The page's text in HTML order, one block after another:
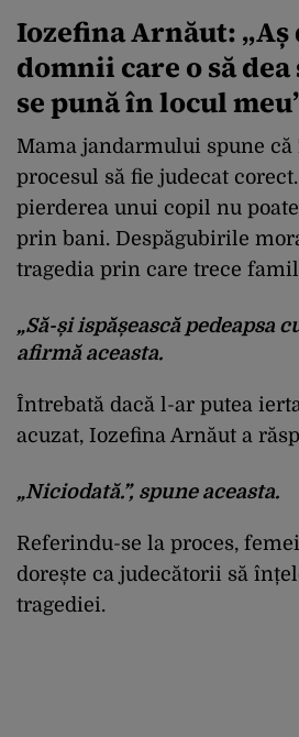
Iozefina Arnăut: „Aș
domnii care o să
se pună în locul
Mama jandarmului spune că
procesul să fie judecat
pierderea unui copil nu
prin bani. Despăgubirile
tragedia prin care trece
„Să-și ispășească pedeapsa
afirmă aceasta.
Întrebată dacă l-ar putea
acuzat, Iozefina Arnăut a
„Niciodată.”, spune aceasta.
Referindu-se la proces,
dorește ca judecătorii să
tragediei.